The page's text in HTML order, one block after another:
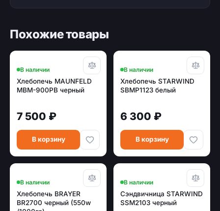
Похожие товары
В наличии
Хлебопечь MAUNFELD
MBM-900PB черный
7 500 ₽
В корзину
В наличии
Хлебопечь STARWIND
SBMP1123 белый
6 300 ₽
В корзину
В наличии
Хлебопечь BRAYER
BR2700 черный (550w
В наличии
Сэндвичница STARWIND
SSM2103 черный